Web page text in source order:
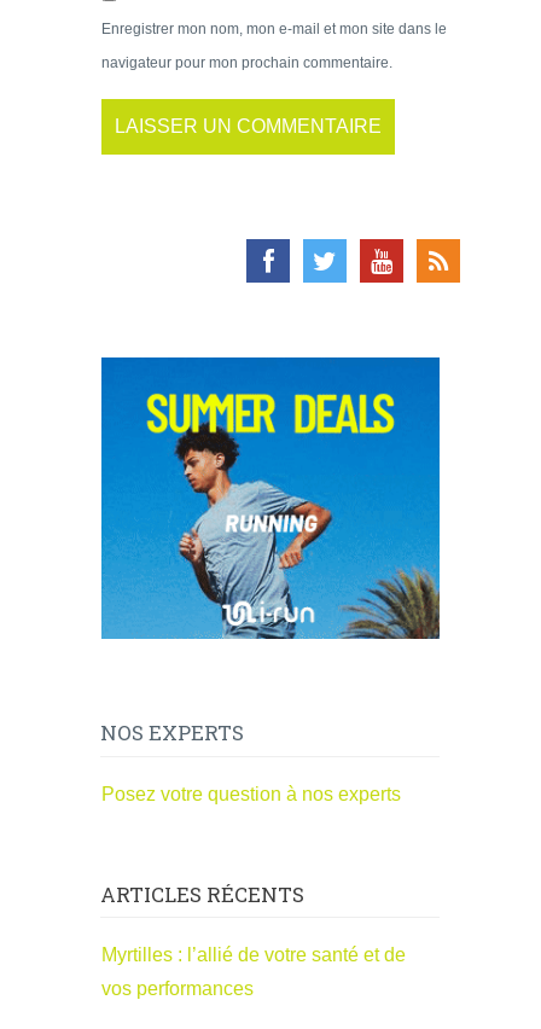
Enregistrer mon nom, mon e-mail et mon site dans le
navigateur pour mon prochain commentaire.
NOS EXPERTS
Posez votre question à nos experts
ARTICLES RÉCENTS
Myrtilles : l’allié de votre santé et de
vos performances